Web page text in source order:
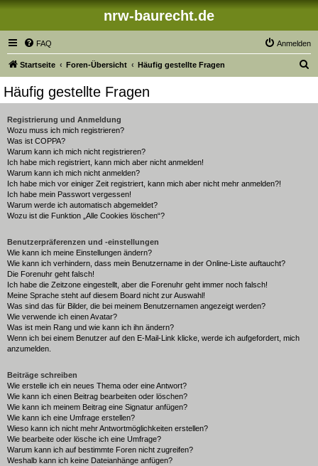
nrw-baurecht.de
FAQ Anmelden
Startseite Foren-Übersicht Häufig gestellte Fragen
Häufig gestellte Fragen
Registrierung und Anmeldung
Wozu muss ich mich registrieren?
Was ist COPPA?
Warum kann ich mich nicht registrieren?
Ich habe mich registriert, kann mich aber nicht anmelden!
Warum kann ich mich nicht anmelden?
Ich habe mich vor einiger Zeit registriert, kann mich aber nicht mehr anmelden?!
Ich habe mein Passwort vergessen!
Warum werde ich automatisch abgemeldet?
Wozu ist die Funktion „Alle Cookies löschen“?
Benutzerpräferenzen und -einstellungen
Wie kann ich meine Einstellungen ändern?
Wie kann ich verhindern, dass mein Benutzername in der Online-Liste auftaucht?
Die Forenuhr geht falsch!
Ich habe die Zeitzone eingestellt, aber die Forenuhr geht immer noch falsch!
Meine Sprache steht auf diesem Board nicht zur Auswahl!
Was sind das für Bilder, die bei meinem Benutzernamen angezeigt werden?
Wie verwende ich einen Avatar?
Was ist mein Rang und wie kann ich ihn ändern?
Wenn ich bei einem Benutzer auf den E-Mail-Link klicke, werde ich aufgefordert, mich
anzumelden.
Beiträge schreiben
Wie erstelle ich ein neues Thema oder eine Antwort?
Wie kann ich einen Beitrag bearbeiten oder löschen?
Wie kann ich meinem Beitrag eine Signatur anfügen?
Wie kann ich eine Umfrage erstellen?
Wieso kann ich nicht mehr Antwortmöglichkeiten erstellen?
Wie bearbeite oder lösche ich eine Umfrage?
Warum kann ich auf bestimmte Foren nicht zugreifen?
Weshalb kann ich keine Dateianhänge anfügen?